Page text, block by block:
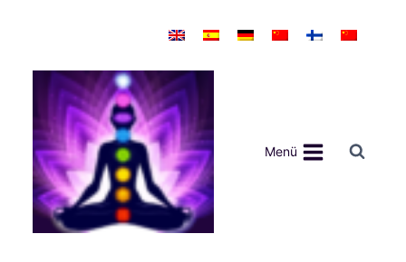
Menü